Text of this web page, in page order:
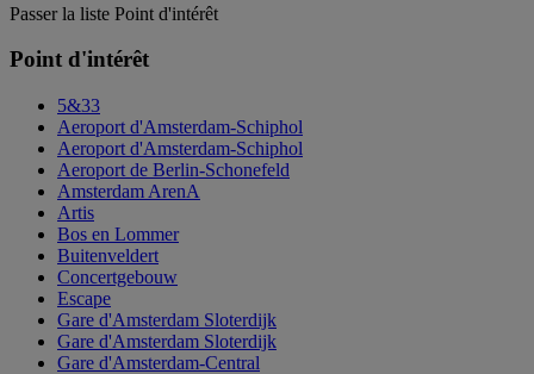
Passer la liste Point d'intérêt
Point d'intérêt
5&33
Aeroport d'Amsterdam-Schiphol
Aeroport d'Amsterdam-Schiphol
Aeroport de Berlin-Schonefeld
Amsterdam ArenA
Artis
Bos en Lommer
Buitenveldert
Concertgebouw
Escape
Gare d'Amsterdam Sloterdijk
Gare d'Amsterdam Sloterdijk
Gare d'Amsterdam-Central